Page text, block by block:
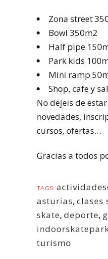
Zona street
Bowl 350m2
Half pipe
Park kids
Mini ramp
Shop, cafe y
No dejeis de
novedades,
cursos, ofertas…
Gracias a todos
TAGS:
asturias, clases
skate, deporte,
turismo